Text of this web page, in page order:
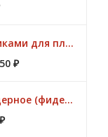
Модуль с ящиками для платформ Preston ONBOX
₽
Удилище фидерное (фидер) ZEMEX (Земекс) IRON FLAT METHOD FEEDER 13" до 140,0 гр
₽